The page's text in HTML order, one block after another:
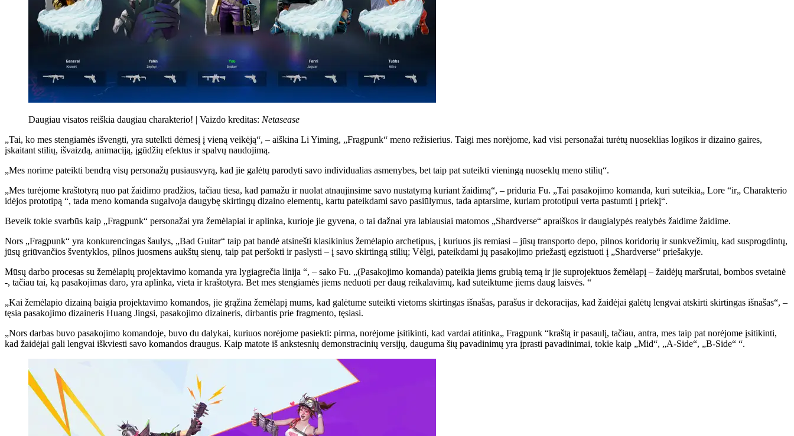
Daugiau visatos reiškia daugiau charakterio! | Vaizdo kreditas: Netasease
„Tai, ko mes stengiamės išvengti, yra sutelkti dėmesį į vieną veikėją“, – aiškina Li Yiming, „Fragpunk“ meno režisierius. Taigi mes norėjome, kad visi personažai turėtų nuoseklias logikos ir dizaino gaires,
įskaitant stilių, išvaizdą, animaciją, įgūdžių efektus ir spalvų naudojimą.
„Mes norime pateikti bendrą visų personažų pusiausvyrą, kad jie galėtų parodyti savo individualias asmenybes, bet taip pat suteikti vieningą nuoseklų meno stilių“.
„Mes turėjome kraštotyrą nuo pat žaidimo pradžios, tačiau tiesa, kad pamažu ir nuolat atnaujinsime savo nustatymą kuriant žaidimą“, – priduria Fu. „Tai pasakojimo komanda, kuri suteikia„ Lore “ir„ Charakterio
idėjos prototipą “, tada meno komanda sugalvoja daugybę skirtingų dizaino elementų, kartu pateikdami savo pasiūlymus, tada aptarsime, kuriam prototipui verta pastumti į priekį“.
Beveik tokie svarbūs kaip „Fragpunk“ personažai yra žemėlapiai ir aplinka, kurioje jie gyvena, o tai dažnai yra labiausiai matomos „Shardverse“ apraiškos ir daugialypės realybės žaidime žaidime.
Nors „Fragpunk“ yra konkurencingas šaulys, „Bad Guitar“ taip pat bandė atsinešti klasikinius žemėlapio archetipus, į kuriuos jis remiasi – jūsų transporto depo, pilnos koridorių ir sunkvežimių, kad susprogdintų,
jūsų griūvančios šventyklos, pilnos juosmens aukštų sienų, taip pat peršokti ir paslysti – į savo skirtingą stilių; Vėlgi, pateikdami jų pasakojimo priežastį egzistuoti į „Shardverse“ priešakyje.
Mūsų darbo procesas su žemėlapių projektavimo komanda yra lygiagrečia linija “, – sako Fu. „(Pasakojimo komanda) pateikia jiems grubią temą ir jie suprojektuos žemėlapį – žaidėjų maršrutai, bombos svetainė
-, tačiau tai, ką pasakojimas daro, yra aplinka, vieta ir kraštotyra. Bet mes stengiamės jiems neduoti per daug reikalavimų, kad suteiktume jiems daug laisvės. “
„Kai žemėlapio dizainą baigia projektavimo komandos, jie grąžina žemėlapį mums, kad galėtume suteikti vietoms skirtingas išnašas, parašus ir dekoracijas, kad žaidėjai galėtų lengvai atskirti skirtingas išnašas“, –
tęsia pasakojimo dizaineris Huang Jingsi, pasakojimo dizaineris, dirbantis prie fragmento, tęsiasi.
„Nors darbas buvo pasakojimo komandoje, buvo du dalykai, kuriuos norėjome pasiekti: pirma, norėjome įsitikinti, kad vardai atitinka„ Fragpunk “kraštą ir pasaulį, tačiau, antra, mes taip pat norėjome įsitikinti,
kad žaidėjai gali lengvai iškviesti savo komandos draugus. Kaip matote iš ankstesnių demonstracinių versijų, dauguma šių pavadinimų yra įprasti pavadinimai, tokie kaip „Mid“, „A-Side“, „B-Side“ “.